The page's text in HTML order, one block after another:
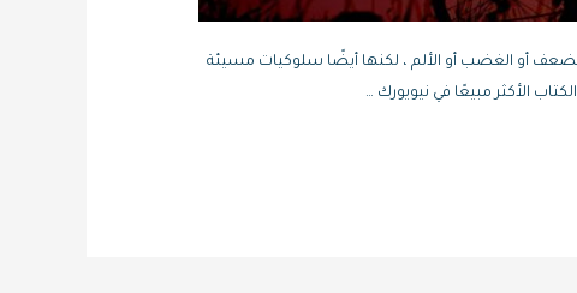
أو الغضب أو الألم ، لكنها أيضًا سلوكيات مسيئة
الأكثر مبيعًا في نيويورك …